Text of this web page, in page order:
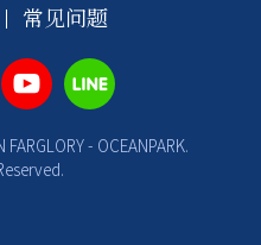
常见问题
- OCEANPARK.